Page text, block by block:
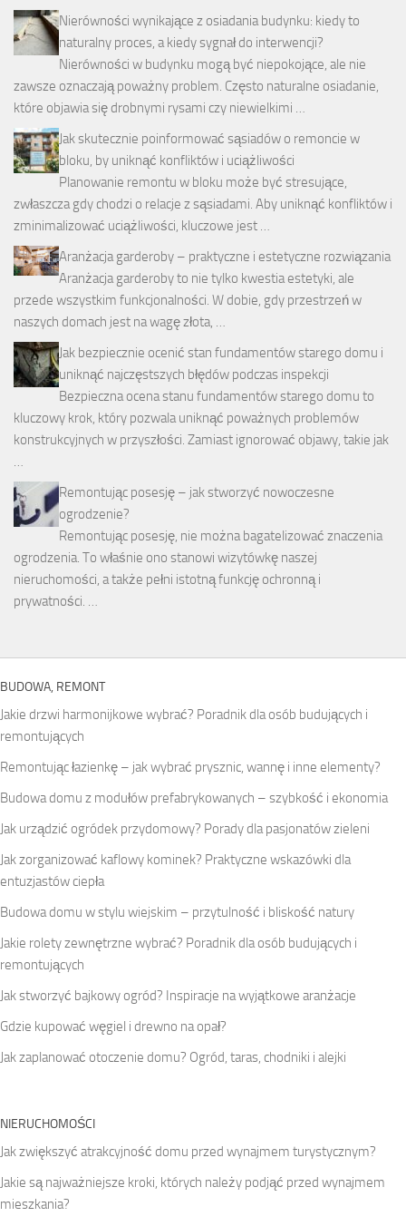
Nierówności wynikające z osiadania budynku: kiedy to
naturalny proces, a kiedy sygnał do interwencji?
Nierówności w budynku mogą być niepokojące, ale nie
zawsze oznaczają poważny problem. Często naturalne osiadanie,
które objawia się drobnymi rysami czy niewielkimi …
Jak skutecznie poinformować sąsiadów o remoncie w
bloku, by uniknąć konfliktów i uciążliwości
Planowanie remontu w bloku może być stresujące,
zwłaszcza gdy chodzi o relacje z sąsiadami. Aby uniknąć konfliktów i
zminimalizować uciążliwości, kluczowe jest …
Aranżacja garderoby – praktyczne i estetyczne rozwiązania
Aranżacja garderoby to nie tylko kwestia estetyki, ale
przede wszystkim funkcjonalności. W dobie, gdy przestrzeń w
naszych domach jest na wagę złota, …
Jak bezpiecznie ocenić stan fundamentów starego domu i
uniknąć najczęstszych błędów podczas inspekcji
Bezpieczna ocena stanu fundamentów starego domu to
kluczowy krok, który pozwala uniknąć poważnych problemów
konstrukcyjnych w przyszłości. Zamiast ignorować objawy, takie jak
…
Remontując posesję – jak stworzyć nowoczesne
ogrodzenie?
Remontując posesję, nie można bagatelizować znaczenia
ogrodzenia. To właśnie ono stanowi wizytówkę naszej
nieruchomości, a także pełni istotną funkcję ochronną i
prywatności. …
BUDOWA, REMONT
Jakie drzwi harmonijkowe wybrać? Poradnik dla osób budujących i
remontujących
Remontując łazienkę – jak wybrać prysznic, wannę i inne elementy?
Budowa domu z modułów prefabrykowanych – szybkość i ekonomia
Jak urządzić ogródek przydomowy? Porady dla pasjonatów zieleni
Jak zorganizować kaflowy kominek? Praktyczne wskazówki dla
entuzjastów ciepła
Budowa domu w stylu wiejskim – przytulność i bliskość natury
Jakie rolety zewnętrzne wybrać? Poradnik dla osób budujących i
remontujących
Jak stworzyć bajkowy ogród? Inspiracje na wyjątkowe aranżacje
Gdzie kupować węgiel i drewno na opał?
Jak zaplanować otoczenie domu? Ogród, taras, chodniki i alejki
NIERUCHOMOŚCI
Jak zwiększyć atrakcyjność domu przed wynajmem turystycznym?
Jakie są najważniejsze kroki, których należy podjąć przed wynajmem
mieszkania?